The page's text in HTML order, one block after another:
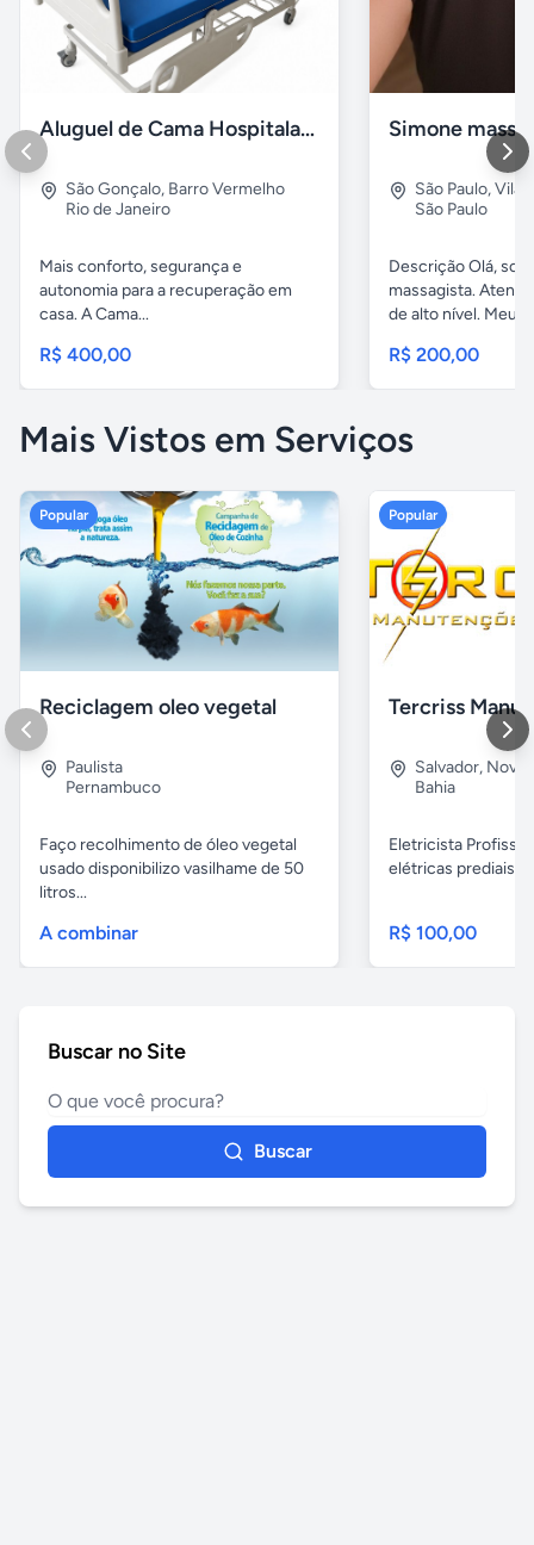
Aluguel de Cama Hospitalar Motorizada RJ
São Gonçalo, Barro Vermelho
Rio de Janeiro
Mais conforto, segurança e
autonomia para a recuperação em
casa. A Cama...
R$ 400,00
Simone
São Paulo,Vila
São Paulo
Descrição Olá, sou
massagista.
de alto nível. Meu...
R$ 200,00
Mais Vistos em Serviços
Popular
Reciclagem oleo vegetal
Paulista
Pernambuco
Faço recolhimento de óleo vegetal
usado disponibilizo vasilhame de 50
litros...
A combinar
Popular
Salvador, Nova
Bahia
Eletricista
elétricas prediais e
R$ 100,00
Buscar no Site
Buscar